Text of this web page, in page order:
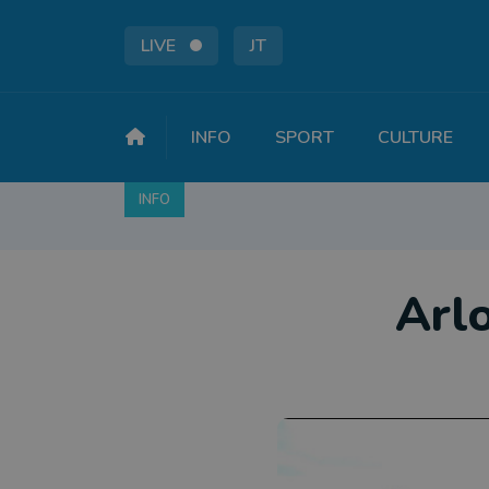
LIVE JT
INFO SPORT CULTURE
INFO